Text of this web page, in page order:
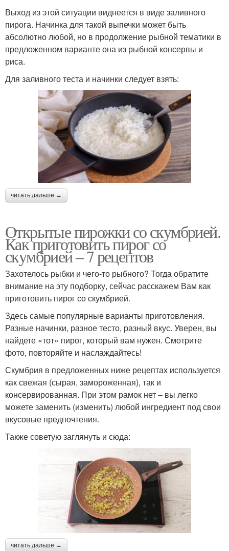
Выход из этой ситуации виднеется в виде заливного
пирога. Начинка для такой выпечки может быть
абсолютно любой, но в продолжение рыбной тематики в
предложенном варианте она из рыбной консервы и
риса.
Для заливного теста и начинки следует взять:
читать дальше →
Открытые пирожки со скумбрией.
Как приготовить пирог со
скумбрией – 7 рецептов
Захотелось рыбки и чего-то рыбного? Тогда обратите
внимание на эту подборку, сейчас расскажем Вам как
приготовить пирог со скумбрией.
Здесь самые популярные варианты приготовления.
Разные начинки, разное тесто, разный вкус. Уверен, вы
найдете «тот» пирог, который вам нужен. Смотрите
фото, повторяйте и наслаждайтесь!
Скумбрия в предложенных ниже рецептах используется
как свежая (сырая, замороженная), так и
консервированная. При этом рамок нет – вы легко
можете заменить (изменить) любой ингредиент под свои
вкусовые предпочтения.
Также советую заглянуть и сюда:
читать дальше →